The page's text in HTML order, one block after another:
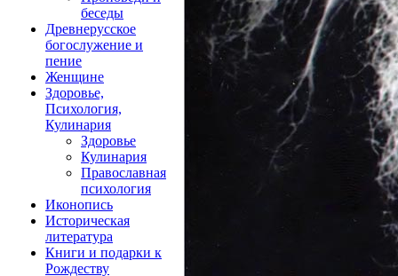
беседы
Древнерусское
богослужение и
пение
Женщине
Здоровье,
Психология,
Кулинария
Здоровье
Кулинария
Православная
психология
Иконопись
Историческая
литература
Книги и подарки к
Рождеству